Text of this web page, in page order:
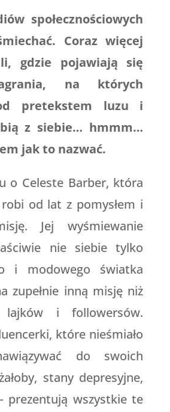
społecznościowych
Coraz więcej
gdzie pojawiają się
na których
pretekstem luzu i
z siebie… hmmm…
jak to nazwać.
o Celeste Barber, która
od lat z pomysłem i
Jej wyśmiewanie
nie siebie tylko
i modowego światka
zupełnie inną misję niż
lajków i followersów.
które nieśmiało
do swoich
stany depresyjne,
prezentują wszystkie te